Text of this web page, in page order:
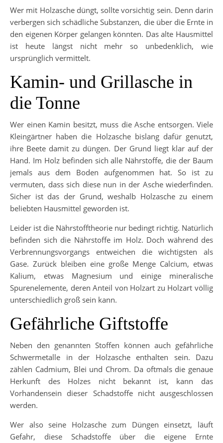
Wer mit Holzasche düngt, sollte vorsichtig sein. Denn darin
verbergen sich schädliche Substanzen, die über die Ernte in
den eigenen Körper gelangen könnten. Das alte Hausmittel
ist heute längst nicht mehr so unbedenklich, wie
ursprünglich vermittelt.
Kamin- und Grillasche in
die Tonne
Wer einen Kamin besitzt, muss die Asche entsorgen. Viele
Kleingärtner haben die Holzasche bislang dafür genutzt,
ihre Beete damit zu düngen. Der Grund liegt klar auf der
Hand. Im Holz befinden sich alle Nährstoffe, die der Baum
jemals aus dem Boden aufgenommen hat. So ist zu
vermuten, dass sich diese nun in der Asche wiederfinden.
Sicher ist das der Grund, weshalb Holzasche zu einem
beliebten Hausmittel geworden ist.
Leider ist die Nährstofftheorie nur bedingt richtig. Natürlich
befinden sich die Nährstoffe im Holz. Doch während des
Verbrennungsvorgangs entweichen die wichtigsten als
Gase. Zurück bleiben eine große Menge Calcium, etwas
Kalium, etwas Magnesium und einige mineralische
Spurenelemente, deren Anteil von Holzart zu Holzart völlig
unterschiedlich groß sein kann.
Gefährliche Giftstoffe
Neben den genannten Stoffen können auch gefährliche
Schwermetalle in der Holzasche enthalten sein. Dazu
zählen Cadmium, Blei und Chrom. Da oftmals die genaue
Herkunft des Holzes nicht bekannt ist, kann das
Vorhandensein dieser Schadstoffe nicht ausgeschlossen
werden.
Wer also seine Holzasche zum Düngen einsetzt, läuft
Gefahr, diese Schadstoffe über die eigene Ernte